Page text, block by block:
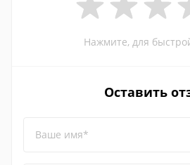
Нажмите, для
Оставить
Ваше имя*